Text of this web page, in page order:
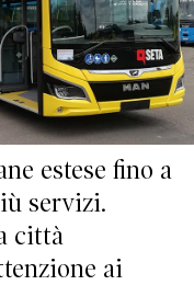
estese fino a
servizi.
città
ai